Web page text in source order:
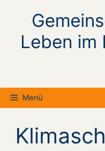
Leben im
Menü